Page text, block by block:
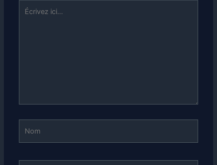
Écrivez
ici…